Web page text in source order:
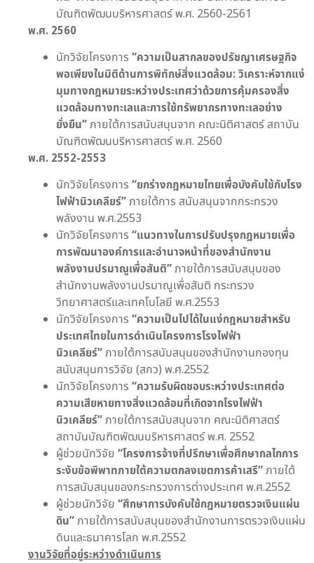
บัณฑิตพัฒนบริหารศาสตร์ พ.ศ. 2560-2561
พ.ศ. 2560
นักวิจัยโครงการ “ความเป็นสากลของปรัชญาเศรษฐกิจ
พอเพียงในมิติด้านการพิทักษ์สิ่งแวดล้อม: วิเคราะห์จากแง่
มุมทางกฎหมายระหว่างประเทศว่าด้วยการคุ้มครองสิ่ง
แวดล้อมทางทะเลและการใช้ทรัพยากรทางทะเลอย่าง
ยั่งยืน”ภายใต้การสนับสนุนจาก คณะนิติศาสตร์ สถาบัน
บัณฑิตพัฒนบริหารศาสตร์ พ.ศ. 2560
พ.ศ. 2552-2553
นักวิจัยโครงการ “ยกร่างกฎหมายไทยเพื่อบังคับใช้กับโรง
ไฟฟ้านิวเคลียร์”ภายใต้การ สนับสนุนจากกระทรวง
พลังงาน พ.ศ.2553
นักวิจัยโครงการ “แนวทางในการปรับปรุงกฎหมายเพื่อ
การพัฒนาองค์การและอำนาจหน้าที่ของสำนักงาน
พลังงานปรมาณูเพื่อสันติ”ภายใต้การสนับสนุนของ
สำนักงานพลังงานปรมาณูเพื่อสันติ กระทรวง
วิทยาศาสตร์และเทคโนโลยี พ.ศ.2553
นักวิจัยโครงการ “ความเป็นไปได้ในแง่กฎหมายสำหรับ
ประเทศไทยในการดำเนินโครงการโรงไฟฟ้า
นิวเคลียร์”ภายใต้การสนับสนุนของสำนักงานกองทุน
สนับสนุนการวิจัย (สกว) พ.ศ.2552
นักวิจัยโครงการ “ความรับผิดชอบระหว่างประเทศต่อ
ความเสียหายทางสิ่งแวดล้อมที่เกิดจากโรงไฟฟ้า
นิวเคลียร์”ภายใต้การสนับสนุนจาก คณะนิติศาสตร์
สถาบันบัณฑิตพัฒนบริหารศาสตร์ พ.ศ. 2552
ผู้ช่วยนักวิจัย “โครงการจ้างที่ปรึกษาเพื่อศึกษากลไกการ
ระงับข้อพิพาทภายใต้ความตกลงเขตการค้าเสรี”ภายใต้
การสนับสนุนของกระทรวงการต่างประเทศ พ.ศ.2552
ผู้ช่วยนักวิจัย “ศึกษาการบังคับใช้กฎหมายตรวจเงินแผ่น
ดิน”ภายใต้การสนับสนุนของสำนักงานการตรวจเงินแผ่น
ดินและธนาคารโลก พ.ศ.2552
งานวิจัยที่อยู่ระหว่างดำเนินการ